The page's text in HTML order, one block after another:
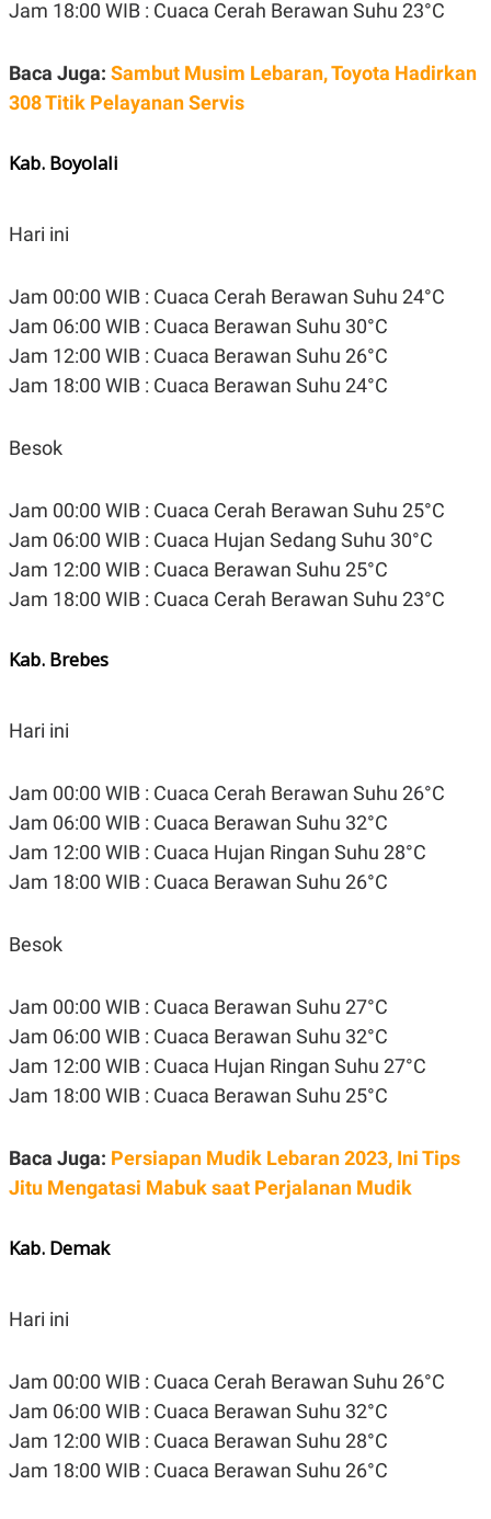
C
A
M
Y
L
E
E
.
I
L
A
A
N
E
T
A
K
K
I
J
M
T
E
N
AV
I
S
I
N
M
E
.
SITEMAPPROFILE TERM
OF
USE
PEMBERITAAN
SIBER
POLICY
Jam 18:00 WIB : Cuaca Cerah Berawan Suhu 23°C
Baca Juga: Sambut Musim Lebaran, Toyota Hadirkan
308 Titik Pelayanan Servis
Kab. Boyolali
Hari ini
Jam 00:00 WIB : Cuaca Cerah Berawan Suhu 24°C
Jam 06:00 WIB : Cuaca Berawan Suhu 30°C
Jam 12:00 WIB : Cuaca Berawan Suhu 26°C
Jam 18:00 WIB : Cuaca Berawan Suhu 24°C
Besok
Jam 00:00 WIB : Cuaca Cerah Berawan Suhu 25°C
Jam 06:00 WIB : Cuaca Hujan Sedang Suhu 30°C
Jam 12:00 WIB : Cuaca Berawan Suhu 25°C
Jam 18:00 WIB : Cuaca Cerah Berawan Suhu 23°C
Kab. Brebes
Hari ini
Jam 00:00 WIB : Cuaca Cerah Berawan Suhu 26°C
Jam 06:00 WIB : Cuaca Berawan Suhu 32°C
Jam 12:00 WIB : Cuaca Hujan Ringan Suhu 28°C
Jam 18:00 WIB : Cuaca Berawan Suhu 26°C
Besok
Jam 00:00 WIB : Cuaca Berawan Suhu 27°C
Jam 06:00 WIB : Cuaca Berawan Suhu 32°C
Jam 12:00 WIB : Cuaca Hujan Ringan Suhu 27°C
Jam 18:00 WIB : Cuaca Berawan Suhu 25°C
Baca Juga: Persiapan Mudik Lebaran 2023, Ini Tips
Jitu Mengatasi Mabuk saat Perjalanan Mudik
Kab. Demak
Hari ini
Jam 00:00 WIB : Cuaca Cerah Berawan Suhu 26°C
Jam 06:00 WIB : Cuaca Berawan Suhu 32°C
Jam 12:00 WIB : Cuaca Berawan Suhu 28°C
Jam 18:00 WIB : Cuaca Berawan Suhu 26°C